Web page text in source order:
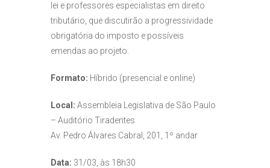
lei e professores especialistas em direito
tributário, que discutirão a progressividade
obrigatória do imposto e possíveis
emendas ao projeto.
Formato: Híbrido (presencial e online)
Local: Assembleia Legislativa de São Paulo
– Auditório Tiradentes
Av. Pedro Álvares Cabral, 201, 1º andar
Data: 31/03, às 18h30